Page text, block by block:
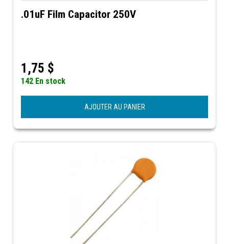
.01uF Film Capacitor 250V
1,75 $
142 En stock
AJOUTER AU PANIER